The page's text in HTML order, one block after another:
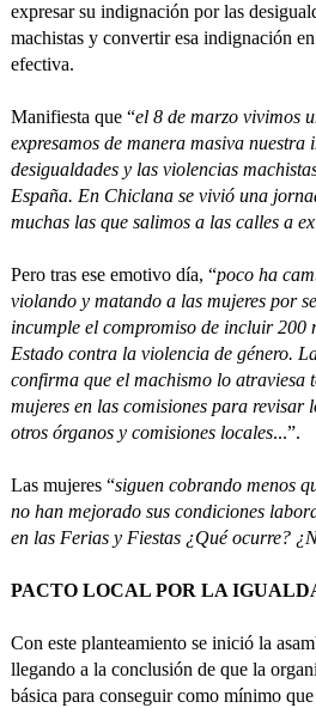
expresar su indignación por las
machistas y convertir esa indignación
efectiva.
Manifiesta que “el 8 de marzo vivimos
expresamos de manera masiva
desigualdades y las violencias
España. En Chiclana se vivió una
muchas las que salimos a las calles a
Pero tras ese emotivo día, “poco ha
violando y matando a las mujeres por
incumple el compromiso de incluir 200
Estado contra la violencia de género.
confirma que el machismo lo atraviesa
mujeres en las comisiones para revisar
otros órganos y comisiones locales...”.
Las mujeres “siguen cobrando menos
no han mejorado sus condiciones
en las Ferias y Fiestas ¿Qué ocurre?
PACTO LOCAL POR LA
Con este planteamiento se inició la
llegando a la conclusión de que la
básica para conseguir como mínimo